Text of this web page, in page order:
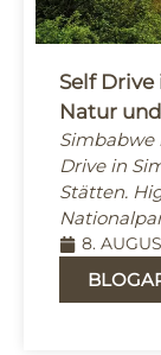
Self
Natur
Simbabwe
Drive in
Stätten.
8.